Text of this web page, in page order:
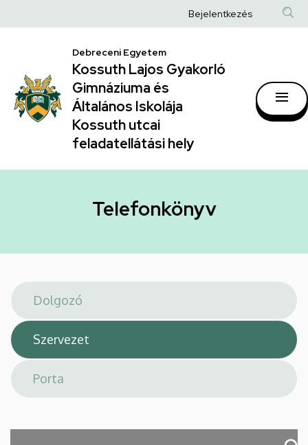
|
Kossuth
Lajos
Gyakorló
Gimnáziuma
Általános
hely
a
Anonim
fiók
Bejelentkezés
Debreceni Egyetem
Kossuth Lajos Gyakorló
Gimnáziuma és
Általános Iskolája
Kossuth utcai
feladatellátási hely
Telefonkönyv